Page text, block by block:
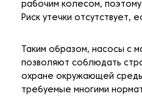
рабочим колесом,
Риск утечки отсутствует,
Таким образом, насосы с
позволяют соблюдать
охране окружающей
требуемые многими